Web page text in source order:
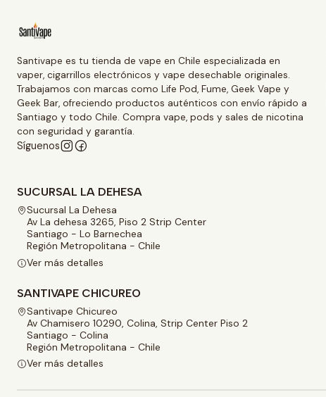
Santivape es tu tienda de vape en Chile especializada en
vaper, cigarrillos electrónicos y vape desechable originales.
Trabajamos con marcas como Life Pod, Fume, Geek Vape y
Geek Bar, ofreciendo productos auténticos con envío rápido a
Santiago y todo Chile. Compra vape, pods y sales de nicotina
con seguridad y garantía.
Síguenos
SUCURSAL LA DEHESA
Sucursal La Dehesa
Av La dehesa 3265, Piso 2 Strip Center
Santiago - Lo Barnechea
Región Metropolitana - Chile
Ver más detalles
SANTIVAPE CHICUREO
Santivape Chicureo
Av Chamisero 10290, Colina, Strip Center Piso 2
Santiago - Colina
Región Metropolitana - Chile
Ver más detalles